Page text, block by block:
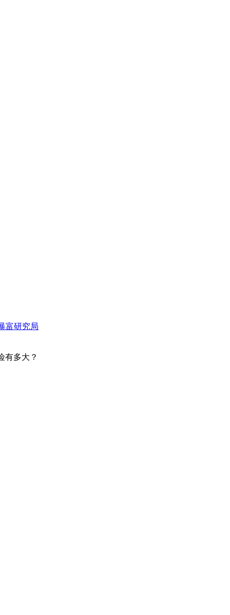
富研究局
有多大？